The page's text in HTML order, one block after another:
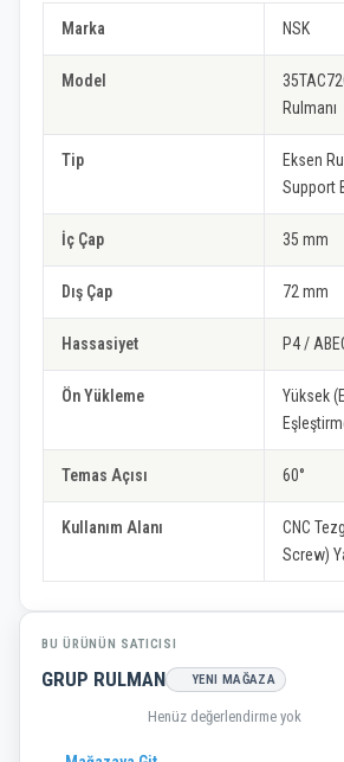
Marka NSK
Model
Rulmanı
Tip
Eksen
Support
İç Çap 35 mm
Dış Çap 72 mm
Hassasiyet P4 /
Ön Yükleme
Yüksek
Temas Açısı 60°
Kullanım Alanı
CNC
Screw)
BU ÜRÜNÜN SATICISI
GRUP RULMAN YENI MAĞAZA
Henüz değerlendirme yok